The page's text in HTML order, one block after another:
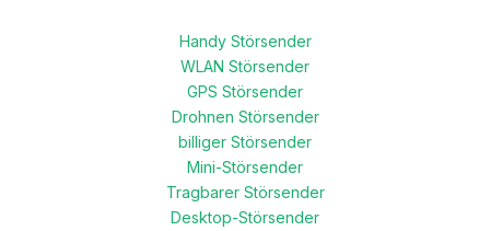
Handy Störsender
WLAN Störsender
GPS Störsender
Drohnen Störsender
billiger Störsender
Mini-Störsender
Tragbarer Störsender
Desktop-Störsender